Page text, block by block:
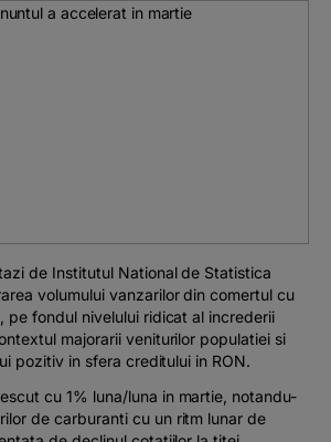
de Institutul National de Statistica
volumului vanzarilor din comertul cu
pe fondul nivelului ridicat al increderii
majorarii veniturilor populatiei si
pozitiv in sfera creditului in RON.
cu 1% luna/luna in martie, notandu-
de carburanti cu un ritm lunar de